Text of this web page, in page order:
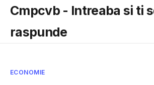
Cmpcvb - Intreaba si ti
raspunde
ECONOMIE